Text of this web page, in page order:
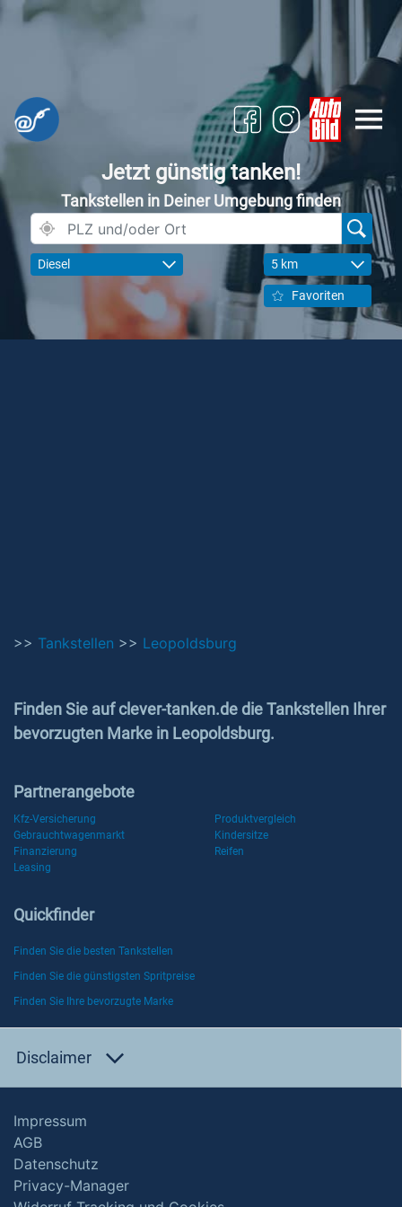
Jetzt günstig tanken!
Tankstellen in Deiner Umgebung finden
Diesel 5 km
Favoriten
>> Tankstellen >> Leopoldsburg
Finden Sie auf clever-tanken.de die Tankstellen Ihrer
bevorzugten Marke in Leopoldsburg.
Partnerangebote
Kfz-Versicherung
Produktvergleich
Gebrauchtwagenmarkt
Kindersitze
Finanzierung
Reifen
Leasing
Quickfinder
Finden Sie die besten Tankstellen
Finden Sie die günstigsten Spritpreise
Finden Sie Ihre bevorzugte Marke
Disclaimer
Impressum
AGB
Datenschutz
Privacy-Manager